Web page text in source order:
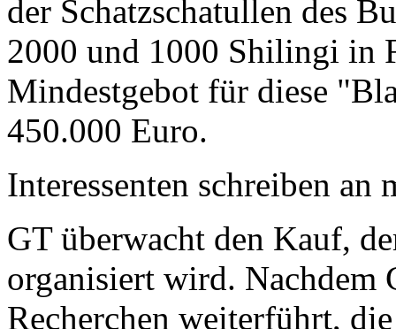
der Schatzschatullen des
2000 und 1000 Shilingi in
Mindestgebot für diese
450.000 Euro.
Interessenten schreiben
GT überwacht den Kauf,
organisiert wird. Nachdem
Recherchen weiterführt,